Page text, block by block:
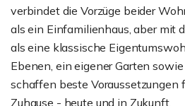
verbindet die Vorzüge beider
als ein Einfamilienhaus, aber mit
als eine klassische
Ebenen, ein eigener Garten
schaffen beste Voraussetzungen
Zuhause - heute und in Zukunft.